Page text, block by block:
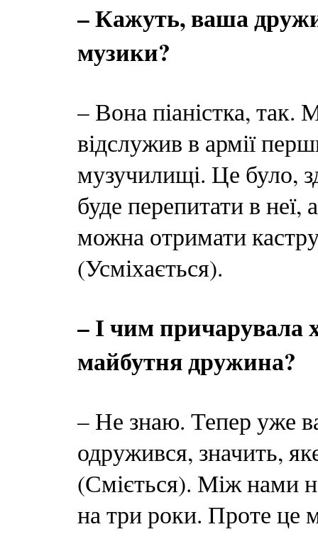
– Кажуть, ваша
музики?
– Вона піаністка,
відслужив в армії
музучилищі. Це було,
буде перепитати в
можна отримати
(Усміхається).
– І чим причарувала
майбутня дружина?
– Не знаю. Тепер уже
одружився, значить,
(Сміється). Між нами
на три роки. Проте це